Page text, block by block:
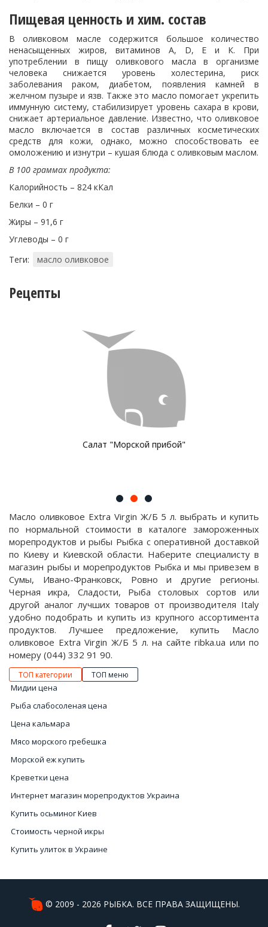
Пищевая ценность и хим. состав
В оливковом масле содержится большое количество
ненасыщенных жиров, витаминов А, D, Е и К. При
употреблении в пищу оливкового масла в организме
человека снижается уровень холестерина, риск
заболевания раком, диабетом, появления камней в
желчном пузыре и язв. Также это масло помогает укрепить
иммунную систему, стабилизирует уровень сахара в крови,
снижает артериальное давление. Известно, что оливковое
масло включается в состав различных косметических
средств для кожи, однако, можно способствовать ее
омоложению и изнутри – кушая блюда с оливковым маслом.
В 100 граммах продукта:
Калорийность – 824 кКал
Белки – 0 г
Жиры – 91,6 г
Углеводы – 0 г
Теги:
масло оливковое
Рецепты
Салат "Морской прибой"
Масло оливковое Extra Virgin Ж/Б 5 л. выбрать и купить
по нормальной стоимости в каталоге замороженных
морепродуктов и рыбы Рыбка с оперативной доставкой
по Киеву и Киевской области. Наберите специалисту в
магазин рыбы и морепродуктов Рыбка и мы привезем в
Сумы, Ивано-Франковск, Ровно и другие регионы.
Черная икра, Сладости, Рыба столовых сортов или
другой аналог лучших товаров от производителя Italy
удобно подобрать и купить из крупного ассортимента
продуктов. Лучшее предложение, купить Масло
оливковое Extra Virgin Ж/Б 5 л. на сайте ribka.ua или по
номеру (044) 332 91 90.
ТОП категории ТОП меню
Мидии цена
Рыба слабосоленая цена
Цена кальмара
Мясо морского гребешка
Морской еж купить
Креветки цена
Интернет магазин морепродуктов Украина
Купить осьминог Киев
Стоимость черной икры
Купить улиток в Украине
Икра черная купить
© 2009 - 2026 РЫБКА. ВСЕ ПРАВА ЗАЩИЩЕНЫ.